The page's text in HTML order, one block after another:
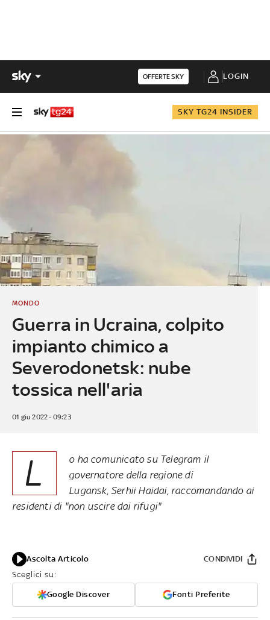
OFFERTE SKY LOGIN
SKY TG24 INSIDER
Guerra in Ucraina, colpito
impianto chimico a
Severodonetsk: nube
tossica nell'aria
MONDO
01 giu 2022 - 09:23
L
o ha comunicato su Telegram il
governatore della regione di
Lugansk, Serhii Haidai, raccomandando ai
residenti di "non uscire dai rifugi"
Ascolta Articolo
Sceglici su:
Google Discover Fonti Preferite
CONDIVIDI